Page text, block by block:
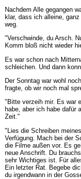
Nachdem Alle gegangen
klar, dass ich alleine,
weg.
"Verschwinde, du Arsch.
Komm bloß nicht wieder
Es war schon nach
schleichen. Und dann
Der Sonntag war wohl
fragte, ob wir noch mal
"Bitte verzeih mir. Es war
habe, aber ich habe dafür
Zeit."
"Lies die Schreiben
Verfügung. Mach bei der
die Filme außen vor. Es
neue Anschrift. Du
sehr Wichtiges ist. Für
Ein letzter Rat. Begebe
du irgendwann in der